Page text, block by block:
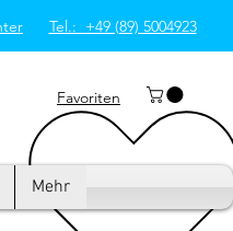
Tel.: +49 (89) 5004923
Favoriten
Mehr